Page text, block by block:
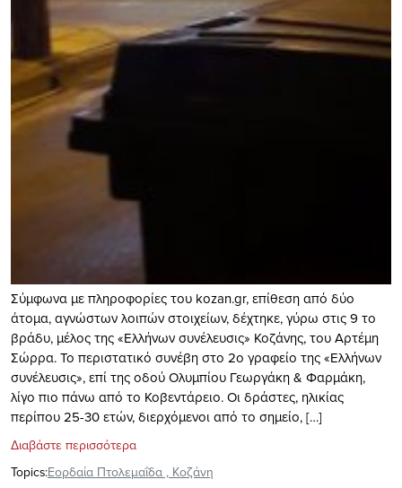
Σύμφωνα με πληροφορίες του kozan.gr, επίθεση από δύο
άτομα, αγνώστων λοιπών στοιχείων, δέχτηκε, γύρω στις 9 το
βράδυ, μέλος της «Ελλήνων συνέλευσις» Κοζάνης, του Αρτέμη
Σώρρα. Το περιστατικό συνέβη στο 2ο γραφείο της «Ελλήνων
συνέλευσις», επί της οδού Ολυμπίου Γεωργάκη & Φαρμάκη,
λίγο πιο πάνω από το Κοβεντάρειο. Οι δράστες, ηλικίας
περίπου 25-30 ετών, διερχόμενοι από το σημείο, […]
Διαβάστε περισσότερα
Topics:Εορδαία Πτολεμαΐδα , Κοζάνη